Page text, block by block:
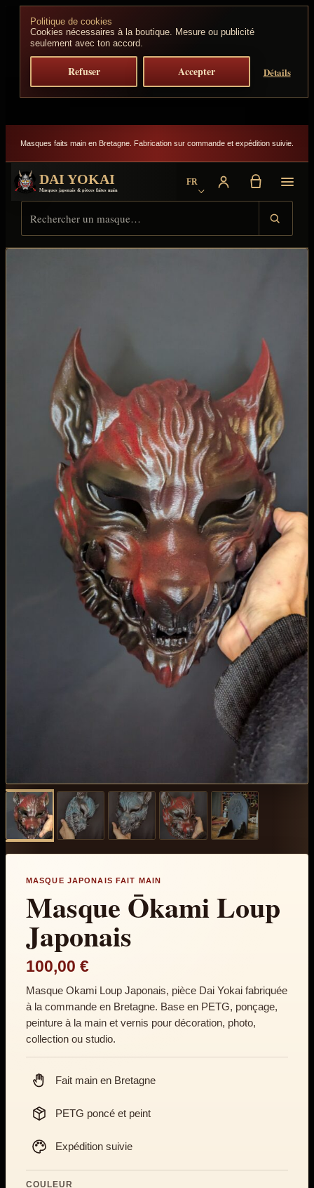
Politique de cookies
Cookies nécessaires à la boutique. Mesure ou publicité
seulement avec ton accord.
Refuser Accepter Détails
Aller au contenu
Masques faits main en Bretagne. Fabrication sur commande et expédition suivie.
DAI YOKAI
Masques japonais & pièces faites main
FR
Choisir la langue
MASQUE JAPONAIS FAIT MAIN
Masque Ōkami Loup
Japonais
100,00 €
Masque Okami Loup Japonais, pièce Dai Yokai fabriquée
à la commande en Bretagne. Base en PETG, ponçage,
peinture à la main et vernis pour décoration, photo,
collection ou studio.
Fait main en Bretagne
PETG poncé et peint
Expédition suivie
COULEUR